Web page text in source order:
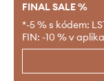
FINAL SALE %
*-5 % s kódem:
FIN: -10 % v